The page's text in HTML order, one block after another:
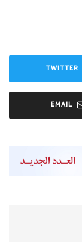
TWITTER
EMAIL